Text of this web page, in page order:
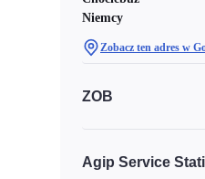
Niemcy
Zobacz ten adres w
ZOB
Agip Service